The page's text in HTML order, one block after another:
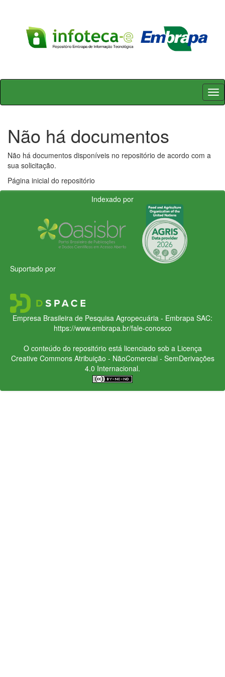
Skip
Não há documentos
Não há documentos disponíveis no repositório de acordo com a
sua solicitação.
Página inicial do repositório
Indexado por
Suportado por
Empresa Brasileira de Pesquisa Agropecuária - Embrapa SAC:
https://www.embrapa.br/fale-conosco
O conteúdo do repositório está licenciado sob a Licença
Creative CommonsAtribuição - NãoComercial - SemDerivações
4.0 Internacional.